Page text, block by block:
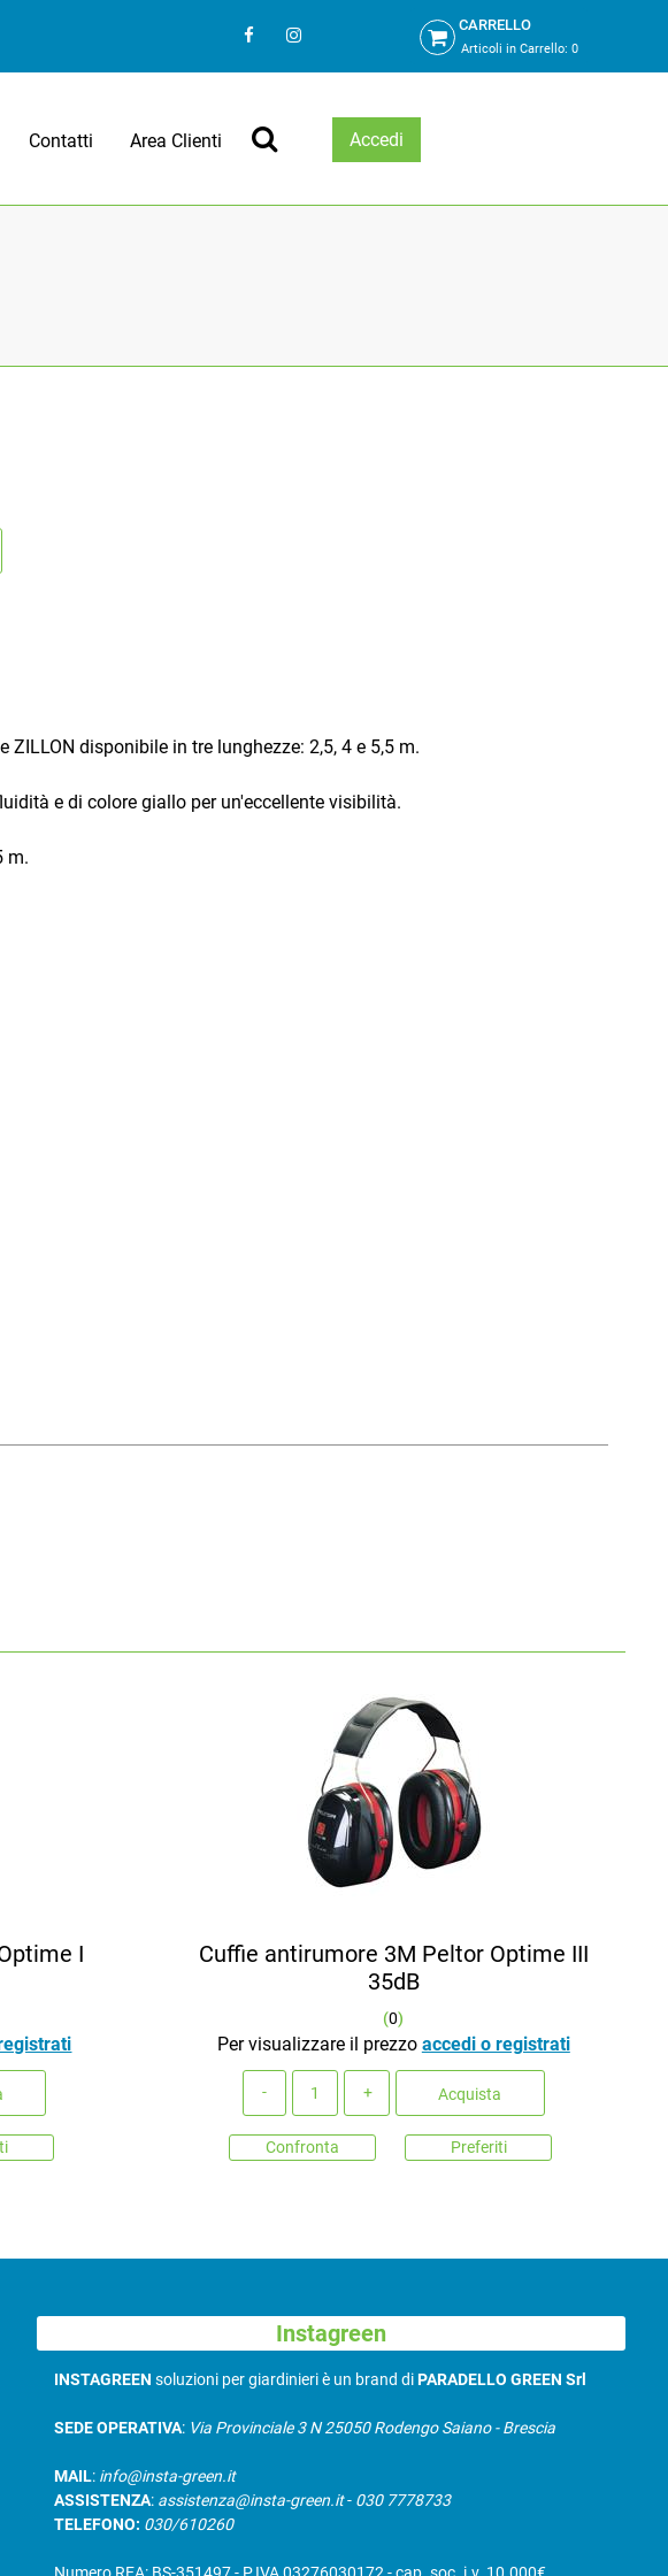
CARRELLO
Articoli in Carrello:0
Contatti Area Clienti Accedi
disponibile in tre lunghezze: 2,5, 4 e 5,5 m.
e di colore giallo per un'eccellente visibilità.
m.
I
Cuffie antirumore 3M Peltor Optime III
35dB
(0)
Per visualizzare il prezzo accedi o registrati
Acquista
Confronta Preferiti
Instagreen
INSTAGREENsoluzioni per giardinieri è un brand diPARADELLO GREEN Srl
SEDE OPERATIVA: Via Provinciale 3 N 25050 Rodengo Saiano - Brescia
MAIL: info@insta-green.it
ASSISTENZA: assistenza@insta-green.it- 030 7778733
TELEFONO: 030/610260